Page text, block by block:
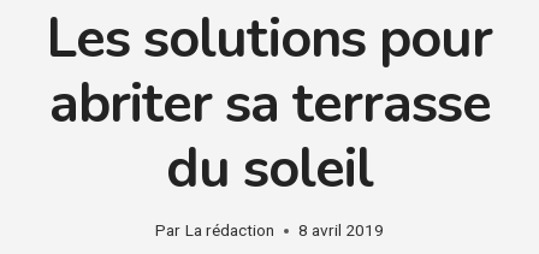
Les solutions pour
abriter sa terrasse
du soleil
Par La rédaction 8 avril 2019